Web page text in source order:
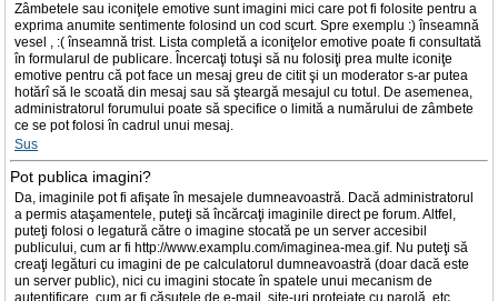
Zâmbetele sau iconiţele emotive sunt imagini mici care pot fi folosite pentru a
exprima anumite sentimente folosind un cod scurt. Spre exemplu :) înseamnă
vesel , :( înseamnă trist. Lista completă a iconiţelor emotive poate fi consultată
în formularul de publicare. Încercaţi totuşi să nu folosiţi prea multe iconiţe
emotive pentru că pot face un mesaj greu de citit şi un moderator s-ar putea
hotărî să le scoată din mesaj sau să şteargă mesajul cu totul. De asemenea,
administratorul forumului poate să specifice o limită a numărului de zâmbete
ce se pot folosi în cadrul unui mesaj.
Sus
Pot publica imagini?
Da, imaginile pot fi afişate în mesajele dumneavoastră. Dacă administratorul
a permis ataşamentele, puteţi să încărcaţi imaginile direct pe forum. Altfel,
puteţi folosi o legatură către o imagine stocată pe un server accesibil
publicului, cum ar fi http://www.examplu.com/imaginea-mea.gif. Nu puteţi să
creaţi legături cu imagini de pe calculatorul dumneavoastră (doar dacă este
un server public), nici cu imagini stocate în spatele unui mecanism de
autentificare, cum ar fi căsuţele de e-mail, site-uri protejate cu parolă, etc.